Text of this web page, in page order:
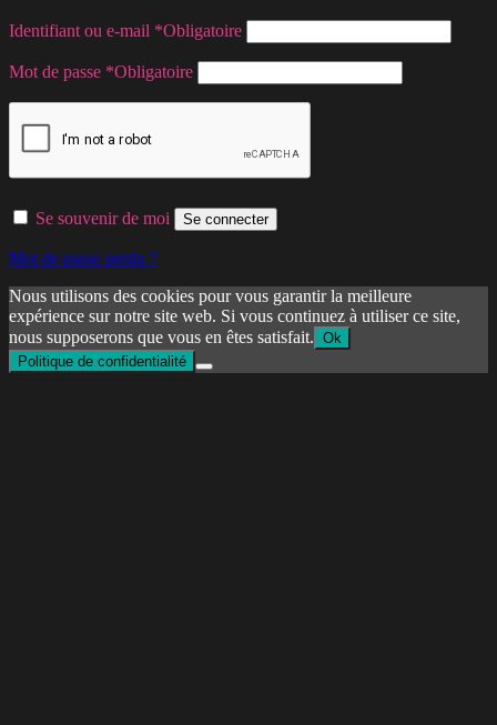
Identifiant ou e-mail *Obligatoire
Mot de passe *Obligatoire
Se souvenir de moi Se connecter
Mot de passe perdu ?
Nous utilisons des cookies pour vous garantir la meilleure
expérience sur notre site web. Si vous continuez à utiliser ce site,
nous supposerons que vous en êtes satisfait. Ok
Politique de confidentialité